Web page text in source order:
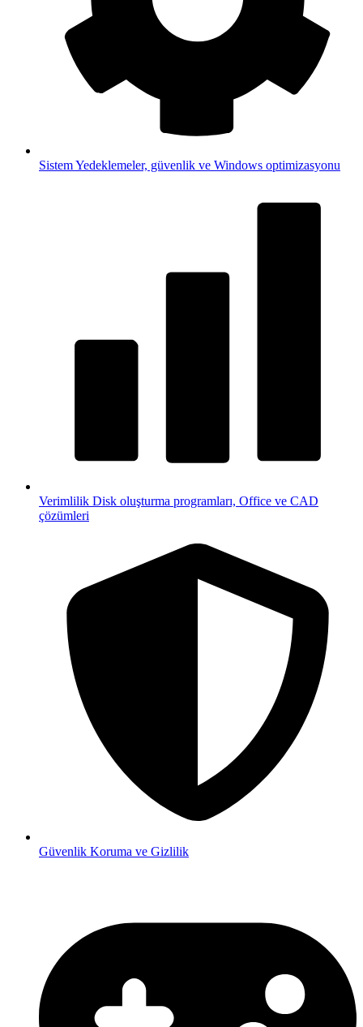
SistemYedeklemeler, güvenlik ve Windows optimizasyonu
Verimlilik Disk oluşturma programları, Office ve CAD
çözümleri
Güvenlik Koruma ve Gizlilik